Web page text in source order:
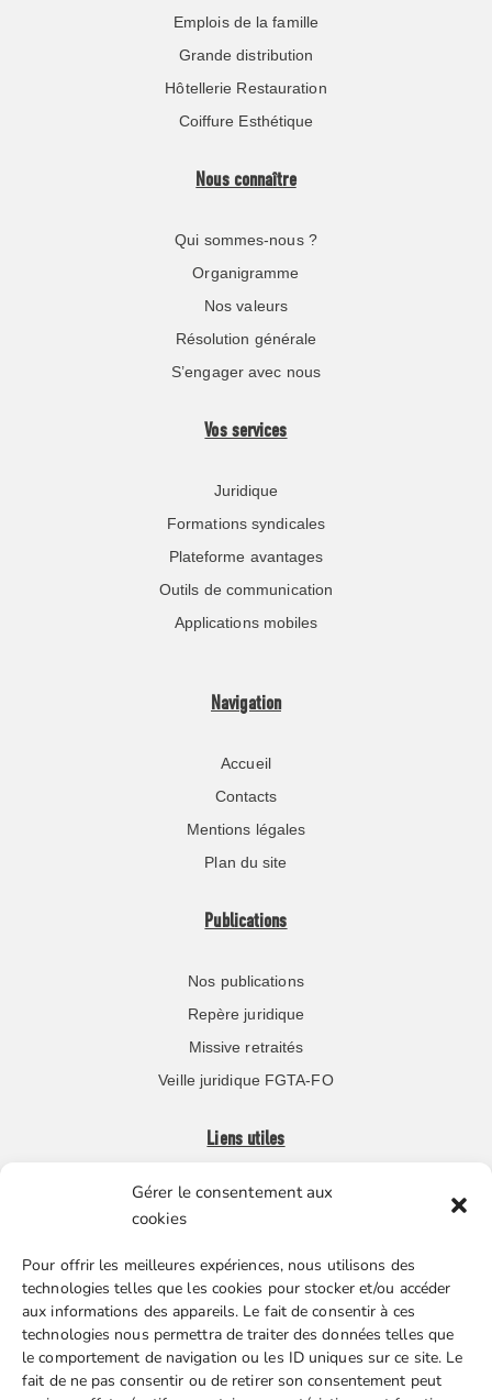
Gérer le consentement aux
cookies
Pour offrir les meilleures expériences, nous utilisons des
technologies telles que les cookies pour stocker et/ou accéder
aux informations des appareils. Le fait de consentir à ces
technologies nous permettra de traiter des données telles que
le comportement de navigation ou les ID uniques sur ce site. Le
fait de ne pas consentir ou de retirer son consentement peut
Emplois de la famille
Grande distribution
Hôtellerie Restauration
Coiffure Esthétique
Nous connaître
Qui sommes-nous ?
Organigramme
Nos valeurs
Résolution générale
S’engager avec nous
Vos services
Juridique
Formations syndicales
Plateforme avantages
Outils de communication
Applications mobiles
Navigation
Accueil
Contacts
Mentions légales
Plan du site
Publications
Nos publications
Repère juridique
Missive retraités
Veille juridique FGTA-FO
Liens utiles
Boutique en ligne
Nos partenaires
Gestion des cookies